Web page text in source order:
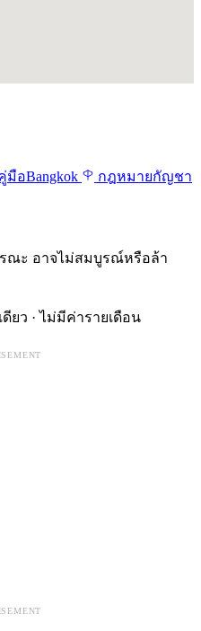
มือBangkok
กฎหมายกัญชา
ณะ อาจไม่สมบูรณ์หรือล้า
ดียว · ไม่มีค่ารายเดือน